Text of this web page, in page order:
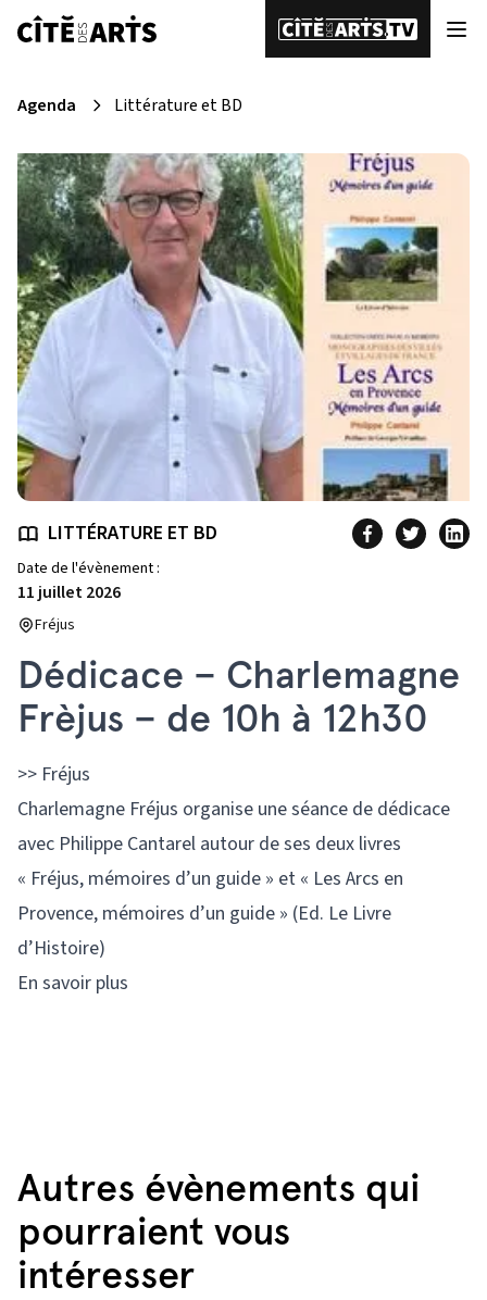
Agenda Littérature et BD
LITTÉRATURE ET BD
Date de l'évènement :
11 juillet 2026
Fréjus
Dédicace – Charlemagne
Frèjus – de 10h à 12h30
>> Fréjus
Charlemagne Fréjus organise une séance de dédicace
avec Philippe Cantarel autour de ses deux livres
« Fréjus, mémoires d’un guide » et « Les Arcs en
Provence, mémoires d’un guide » (Ed. Le Livre
d’Histoire)
En savoir plus
Autres évènements qui
pourraient vous
intéresser